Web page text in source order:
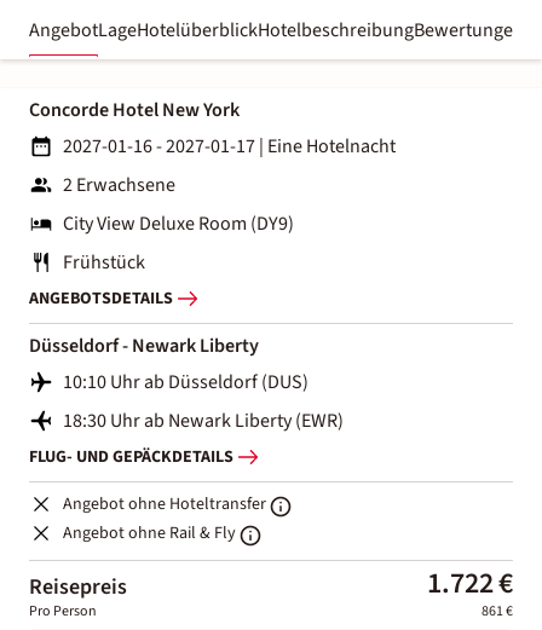
AngebotLageHotelüberblickHotelbeschreibungBewertungen
Concorde Hotel New York
2027-01-16 - 2027-01-17| Eine Hotelnacht
2 Erwachsene
City View Deluxe Room (DY9)
Frühstück
ANGEBOTSDETAILS
Düsseldorf - Newark Liberty
10:10 Uhr ab Düsseldorf (DUS)
18:30 Uhr ab Newark Liberty (EWR)
FLUG- UND GEPÄCKDETAILS
Angebot ohne Hoteltransfer
Angebot ohne Rail & Fly
Reisepreis 1.722 €
Pro Person 861 €